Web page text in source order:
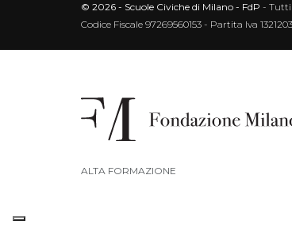
© 2026 - Scuole Civiche di Milano - FdP -
Codice Fiscale 97269560153 - Partita Iva
ALTA FORMAZIONE